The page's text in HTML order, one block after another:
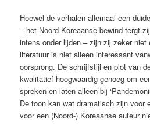
Hoewel de verhalen allemaal een
– het Noord-Koreaanse bewind tergt
intens onder lijden – zijn zij zeker niet
literatuur is niet alleen interessant
oorsprong. De schrijfstijl en plot van
kwalitatief hoogwaardig genoeg om
spreken en laten alleen bij
De toon kan wat dramatisch zijn voor
voor een (Noord-) Koreaanse auteur